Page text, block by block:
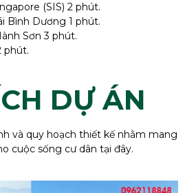
(SIS) 2 phút.
Bình Dương 1 phút.
Sơn 3 phút.
phút.
DỰ ÁN
và quy hoạch thiết kế nhằm mang
cuộc sống cư dân tại đây.